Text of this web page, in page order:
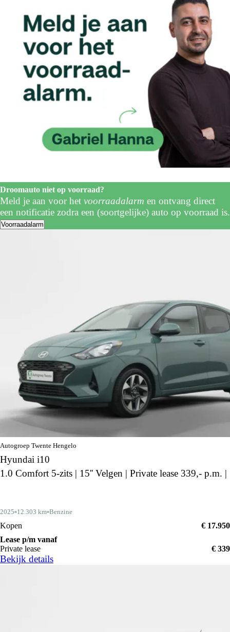
Droomauto niet op voorraad?
Meld je aan voor het voorraadalarm en ontvang direct
een notificatie zodra een (soortgelijke) auto op voorraad is.
Voorraadalarm
Autogroep Twente Hengelo
Hyundai i10
1.0 Comfort 5-zits | 15'' Velgen | Private lease 339,- p.m. |
2025 12.303 km Benzine
Kopen
€ 17.950
Lease p/m vanaf
Private lease
€ 339
Bekijk details